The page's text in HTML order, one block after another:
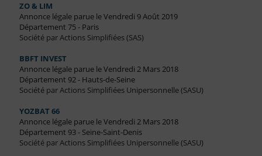
ZO & LIM
Annonce légale parue le Vendredi 9 Août 2019
Département 75 - Paris
Société par Actions Simplifiées (SAS)
BBFT INVEST
Annonce légale parue le Vendredi 2 Mars 2018
Département 92 - Hauts-de-Seine
Société par Actions Simplifiées Unipersonnelle (SASU)
YOZBAT 66
Annonce légale parue le Vendredi 2 Mars 2018
Département 93 - Seine-Saint-Denis
Société par Actions Simplifiées Unipersonnelle (SASU)